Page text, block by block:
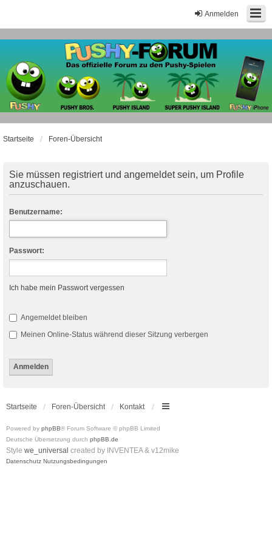
Anmelden
Startseite Foren-Übersicht
Sie müssen registriert und angemeldet sein, um Profile
anzuschauen.
Benutzername:
Passwort:
Ich habe mein Passwort vergessen
Angemeldet bleiben
Meinen Online-Status während dieser Sitzung verbergen
Startseite Foren-Übersicht Kontakt
Powered by phpBB® Forum Software © phpBB Limited
Deutsche Übersetzung durch phpBB.de
Style we_universal created by INVENTEA & v12mike
Datenschutz Nutzungsbedingungen